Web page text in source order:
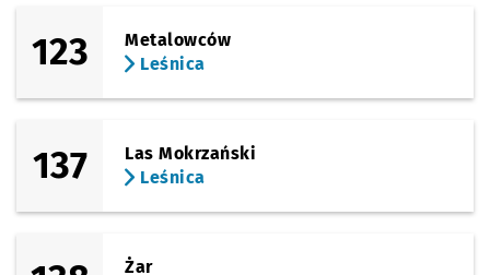
(Płońskiego)
123
Metalowców
Leśnica
137
Las Mokrzański
Leśnica
Żar